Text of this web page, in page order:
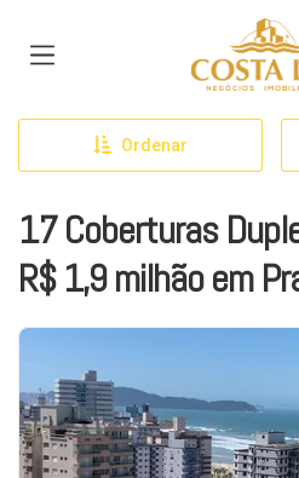
Página
Ordenar
17 Coberturas
R$ 1,9 milhão em